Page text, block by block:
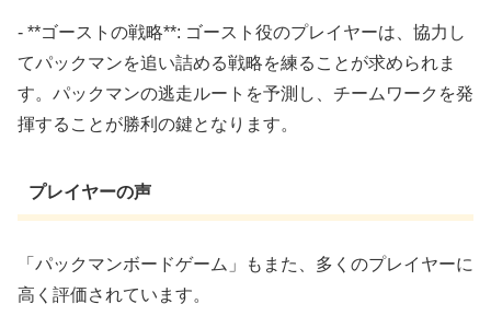
- **ゴーストの戦略**: ゴースト役のプレイヤーは、協力し
てパックマンを追い詰める戦略を練ることが求められま
す。パックマンの逃走ルートを予測し、チームワークを発
揮することが勝利の鍵となります。
プレイヤーの声
「パックマンボードゲーム」もまた、多くのプレイヤーに
高く評価されています。